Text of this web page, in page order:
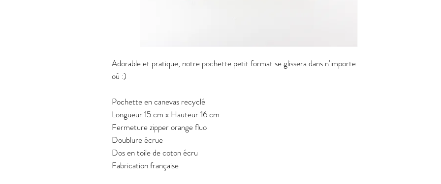
Adorable et pratique, notre pochette petit format se glissera dans n'importe
où :)
Pochette en canevas recyclé
Longueur 15 cm x Hauteur 16 cm
Fermeture zipper orange fluo
Doublure écrue
Dos en toile de coton écru
Fabrication française